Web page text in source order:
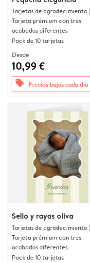
Tarjetas de agradecimiento |
Tarjeta prémium con tres
acabados diferentes
Pack de 10 tarjetas
Desde
10,99 €
offers Precios bajos cada día
Sello y rayas oliva
Tarjetas de agradecimiento |
Tarjeta prémium con tres
acabados diferentes
Pack de 10 tarjetas